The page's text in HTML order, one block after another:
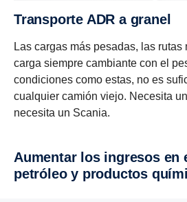
Transporte ADR a granel
Las cargas más pesadas, las rutas
carga siempre cambiante con el
condiciones como estas, no es
cualquier camión viejo. Necesita
necesita un Scania.
Aumentar los ingresos en el transporte de
petróleo y productos